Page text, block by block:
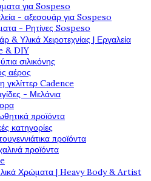
για Sospeso
- αξεσουάρ για Sospeso
- Ρητίνες Sospeso
& Υλικά Χειροτεχνίας | Εργαλεία
& DIY
σιλικόνης
αέρος
γκλίττερ Cadence
- Μελάνια
προϊόντα
κατηγορίες
προϊόντα
προϊόντα
Χρώματα | Heavy Body & Artist